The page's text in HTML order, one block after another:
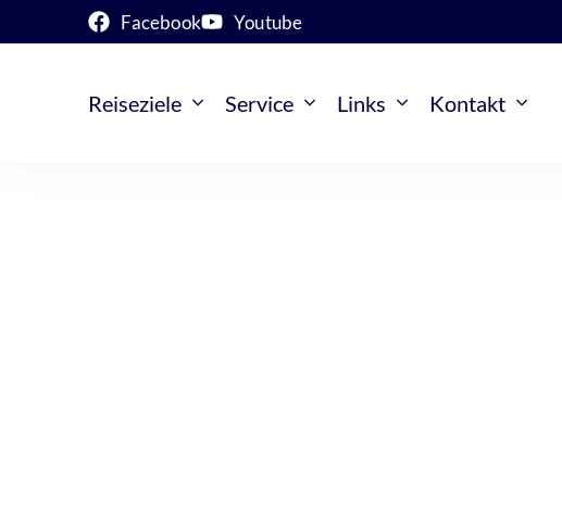
Facebook Youtube
Reiseziele Service Links Kontakt